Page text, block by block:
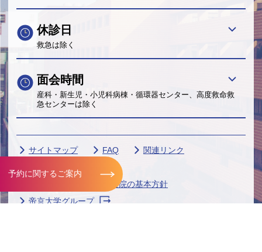
予約に関するご案内
休診日
救急は除く
面会時間
産科・新生児・小児科病棟・循環器センター、高度救命救
急センターは除く
サイトマップ FAQ
関連リンク
個人情報保護に関する当院の基本方針
帝京大学グループ